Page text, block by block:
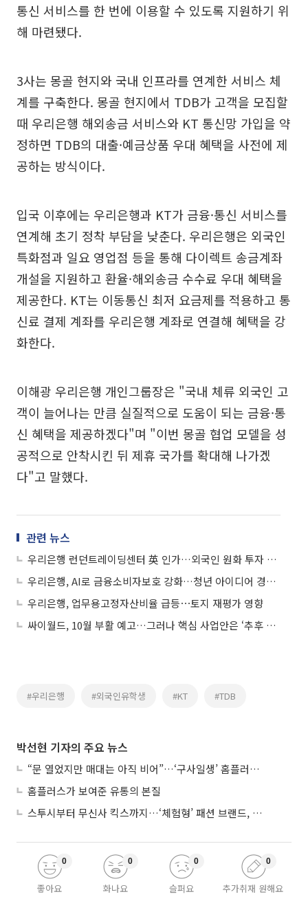
통신 서비스를 한 번에 이용할 수 있도록 지원하기 위
해 마련됐다.
3사는 몽골 현지와 국내 인프라를 연계한 서비스 체
계를 구축한다. 몽골 현지에서 TDB가 고객을 모집할
때 우리은행 해외송금 서비스와 KT 통신망 가입을 약
정하면 TDB의 대출·예금상품 우대 혜택을 사전에 제
공하는 방식이다.
입국 이후에는 우리은행과 KT가 금융·통신 서비스를
연계해 초기 정착 부담을 낮춘다. 우리은행은 외국인
특화점과 일요 영업점 등을 통해 다이렉트 송금계좌
개설을 지원하고 환율·해외송금 수수료 우대 혜택을
제공한다. KT는 이동통신 최저 요금제를 적용하고 통
신료 결제 계좌를 우리은행 계좌로 연결해 혜택을 강
화한다.
이해광 우리은행 개인그룹장은 "국내 체류 외국인 고
객이 늘어나는 만큼 실질적으로 도움이 되는 금융·통
신 혜택을 제공하겠다"며 "이번 몽골 협업 모델을 성
공적으로 안착시킨 뒤 제휴 국가를 확대해 나가겠
다"고 말했다.
관련 뉴스
우리은행 런던트레이딩센터 英 인가…외국인 원화 투자 유치
우리은행, AI로 금융소비자보호 강화…청년 아이디어 경진대회
우리은행, 업무용고정자산비율 급등⋯토지 재평가 영향
싸이월드, 10월 부활 예고…그러나 핵심 사업안은 ‘추후 공개’
#우리은행 #외국인유학생 #KT #TDB
박선현 기자의 주요 뉴스
“문 열었지만 매대는 아직 비어”…‘구사일생’ 홈플러스, 정상화 시험대
홈플러스가 보여준 유통의 본질
스투시부터 무신사 킥스까지…‘체험형’ 패션 브랜드, 잇단 제주행
좋아요
0
화나요
0
슬퍼요
0
추가취재 원해요
0